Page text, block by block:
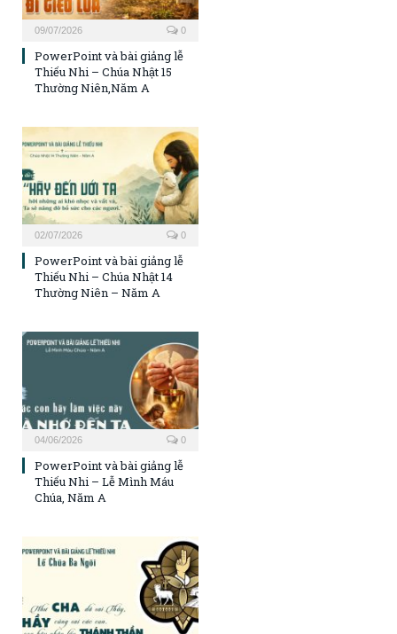
09/07/2026 0
PowerPoint và bài giảng lễ
Thiếu Nhi – Chúa Nhật 15
Thường Niên,Năm A
02/07/2026 0
PowerPoint và bài giảng lễ
Thiếu Nhi – Chúa Nhật 14
Thường Niên – Năm A
04/06/2026 0
PowerPoint và bài giảng lễ
Thiếu Nhi – Lễ Mình Máu
Chúa, Năm A